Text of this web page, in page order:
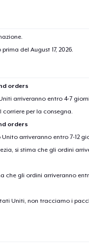
prima del August 17, 2026.
orders
arriveranno entro 4-7
per la consegna.
orders
arriveranno entro 7-12
si stima che gli ordini
che gli ordini arriveranno
Uniti, non tracciamo i
1articolo
Procedi